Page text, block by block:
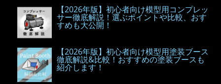
【2026年版】初心者向け模型用コンプレッ
サー徹底解説！選ぶポイントや比較、おす
すめも大公開！
【2026年版】初心者向け模型用塗装ブース
徹底解説&比較！おすすめの塗装ブースも
紹介します！